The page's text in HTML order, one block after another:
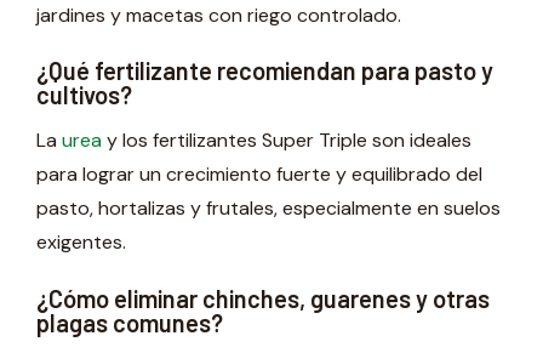
jardines y macetas con riego controlado.
¿Qué fertilizante recomiendan para pasto y
cultivos?
Laureay los fertilizantes Super Triple son ideales
para lograr un crecimiento fuerte y equilibrado del
pasto, hortalizas y frutales, especialmente en suelos
exigentes.
¿Cómo eliminar chinches, guarenes y otras
plagas comunes?